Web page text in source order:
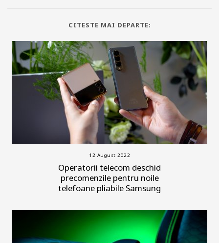
CITESTE MAI DEPARTE:
12 August 2022
Operatorii telecom deschid
precomenzile pentru noile
telefoane pliabile Samsung